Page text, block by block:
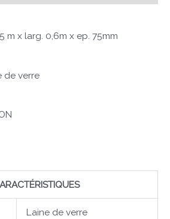
m x larg. 0,6m x ep. 75mm
de verre
Laine de verre